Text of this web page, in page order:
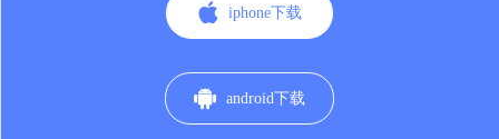
 iphone下载
 android下载